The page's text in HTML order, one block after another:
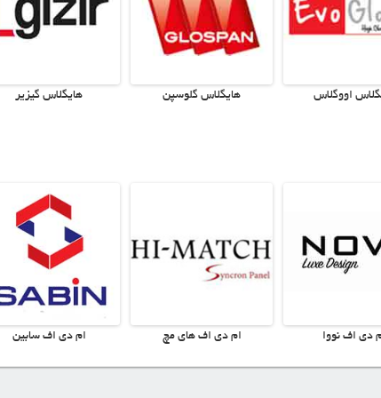
هایگلاس اشک هایگلاس سی تک اکوپنل
ام دی اف ويستا وود ام دی اف نقطه